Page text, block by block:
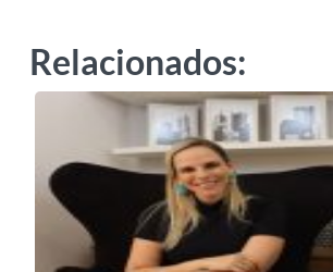
Relacionados: